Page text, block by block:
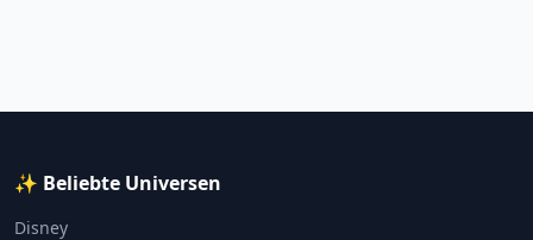
✨ Beliebte Universen
Disney